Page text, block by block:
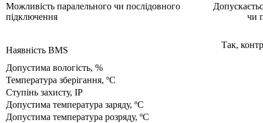
Можливість паралельного чи послідовного
підключення
чи
Наявність BMS
Так,
Допустима вологість, %
Температура зберігання, ºC
Ступінь захисту, IP
Допустима температура заряду, ºC
Допустима температура розряду, ºC